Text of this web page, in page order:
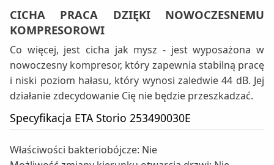
CICHA PRACA DZIĘKI NOWOCZESNEMU
KOMPRESOROWI
Co więcej, jest cicha jak mysz - jest wyposażona w
nowoczesny kompresor, który zapewnia stabilną pracę
i niski poziom hałasu, który wynosi zaledwie 44 dB. Jej
działanie zdecydowanie Cię nie będzie przeszkadzać.
Specyfikacja ETA Storio 253490030E
Właściwości bakteriobójcze: Nie